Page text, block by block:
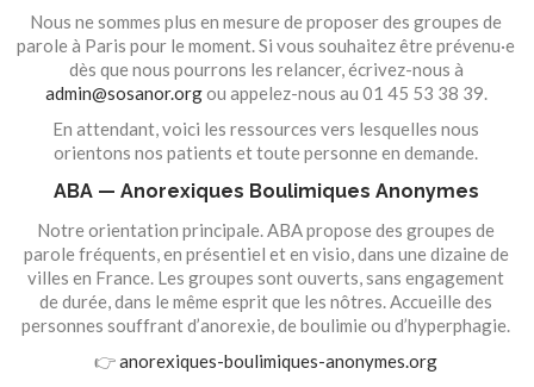
Nous ne sommes plus en mesure de proposer des groupes de
parole à Paris pour le moment. Si vous souhaitez être prévenu·e
dès que nous pourrons les relancer, écrivez-nous à
admin@sosanor.orgou appelez-nous au 01 45 53 38 39.
En attendant, voici les ressources vers lesquelles nous
orientons nos patients et toute personne en demande.
ABA — Anorexiques Boulimiques Anonymes
Notre orientation principale. ABA propose des groupes de
parole fréquents, en présentiel et en visio, dans une dizaine de
villes en France. Les groupes sont ouverts, sans engagement
de durée, dans le même esprit que les nôtres. Accueille des
personnes souffrant d’anorexie, de boulimie ou d’hyperphagie.
👉anorexiques-boulimiques-anonymes.org